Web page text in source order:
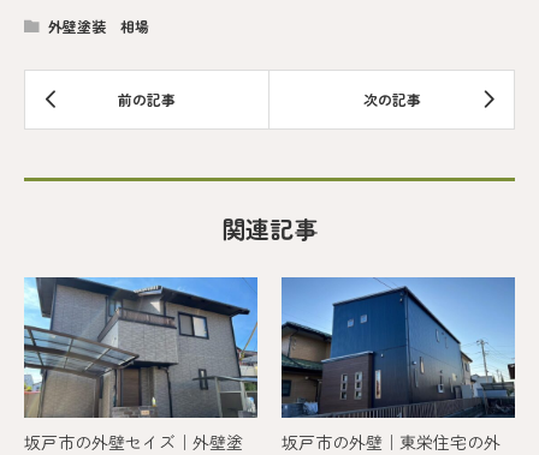
外壁塗装 相場
関連記事
坂戸市の外壁セイズ｜外壁塗
坂戸市の外壁｜東栄住宅の外